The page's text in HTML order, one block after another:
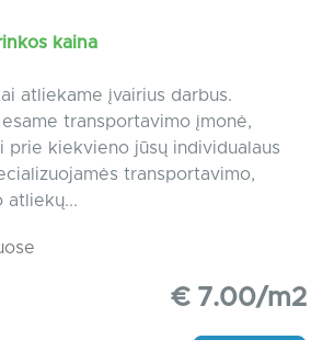
kaina
atliekame įvairius darbus.
transportavimo įmonė,
prie kiekvieno jūsų individualaus
transportavimo,
atliekų...
€ 7.00/m2